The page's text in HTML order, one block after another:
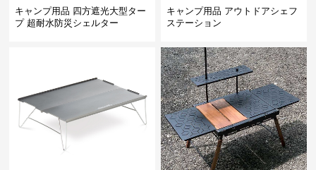
キャンプ用品 四方遮光大型ター
プ 超耐水防災シェルター
キャンプ用品 アウトドアシェフ
ステーション